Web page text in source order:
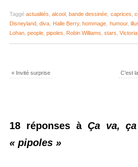
Taggéactualités ,alcool bande dessinée caprices
Disneyland ,diva Halle Berry, hommage humour,
Lohan, people, pipoles Robin Williams stars
«Invité surprise C’est
18 réponses à Ça va,
« pipoles »